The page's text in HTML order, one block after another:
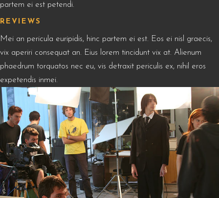
partem ei est petendi.
REVIEWS
Mei an pericula euripidis, hinc partem ei est. Eos ei nisl graecis,
vix aperiri consequat an. Eius lorem tincidunt vix at. Alienum
phaedrum torquatos nec eu, vis detraxit periculis ex, nihil eros
expetendis inmei.